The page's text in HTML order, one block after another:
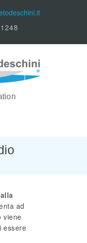
ad
viene
essere